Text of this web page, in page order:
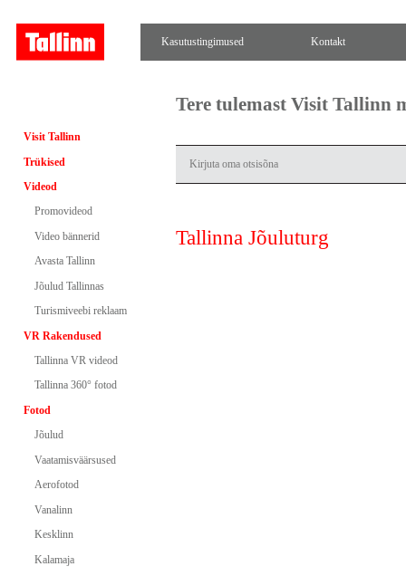
Kasutustingimused Kontakt
Visit Tallinn
Trükised
Videod
Promovideod
Video bännerid
Avasta Tallinn
Jõulud Tallinnas
Turismiveebi reklaam
VR Rakendused
Tallinna VR videod
Tallinna 360° fotod
Fotod
Jõulud
Vaatamisväärsused
Aerofotod
Vanalinn
Kesklinn
Kalamaja
Tere tulemast Visit Tallinn
Tallinna Jõuluturg